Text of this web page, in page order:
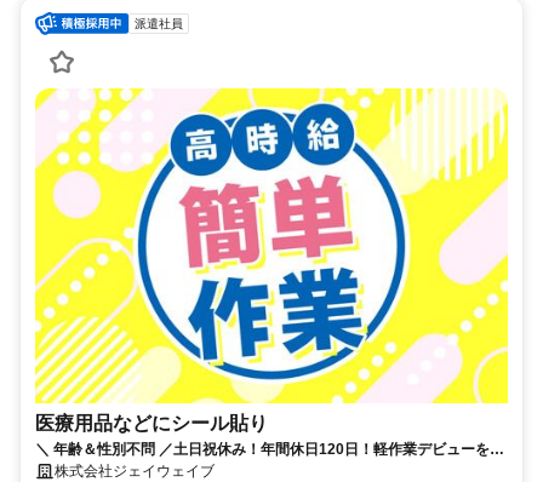
派遣社員
医療用品などにシール貼り
＼ 年齢＆性別不問 ／土日祝休み！年間休日120日！軽作業デビューを応
援します！未経験ＯＫ！！
株式会社ジェイウェイブ